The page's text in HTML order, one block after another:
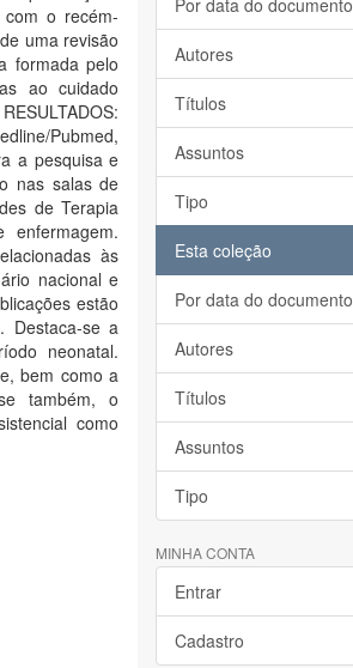
com o recém-
uma revisão
formada pelo
ao cuidado
Pubmed,
a pesquisa e
nas salas de
de Terapia
às
nacional e
estão
Destaca-se a
neonatal.
bem como a
também, o
como
Por data do documento
Autores
Títulos
Assuntos
Tipo
Esta coleção
Por data do documento
Autores
Títulos
Assuntos
Tipo
MINHA CONTA
Entrar
Cadastro